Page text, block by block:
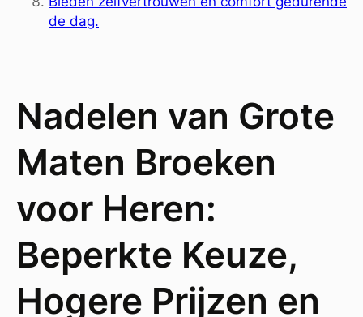
de dag.
Nadelen van Grote
Maten Broeken
voor Heren:
Beperkte Keuze,
Hogere Prijzen en